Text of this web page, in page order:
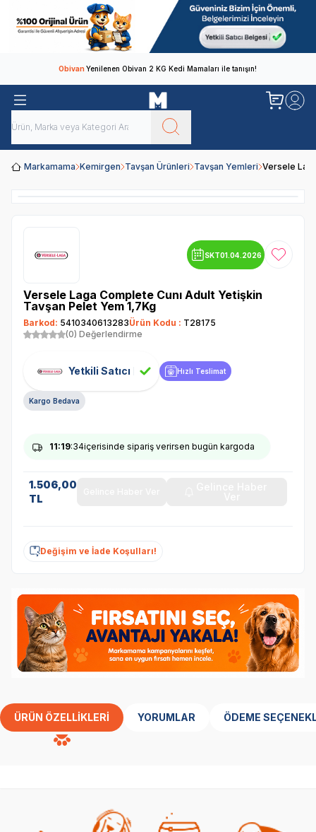
ObivanYenilenen Obivan 2 KG Kedi Mamaları ile tanışın!
Markamama Kemirgen Tavşan Ürünleri Tavşan Yemleri Versele
SKT01.04.2026 Favoriye
Versele Laga Complete Cunı Adult Yetişkin
Tavşan Pelet Yem 1,7Kg
Barkod: 5410340613283Ürün Kodu : T28175
(0) Değerlendirme
Yetkili Satıcı Hızlı Teslimat
Kargo Bedava
11:19:34içerisinde sipariş verirsen bugün kargoda
1.506,00
TL
Değişim ve İade Koşulları!
ÜRÜN ÖZELLIKLERI YORUMLAR ÖDEME